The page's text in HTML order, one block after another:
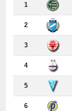
2
3
4
5
6
7